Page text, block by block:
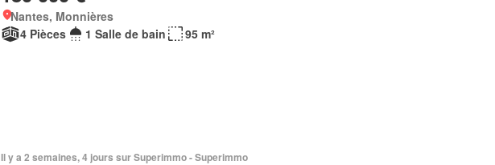
Nantes, Monnières
4 Pièces
1 Salle de bain 95 m²
Il y a 2 semaines, 4 jours sur Superimmo - Superimmo